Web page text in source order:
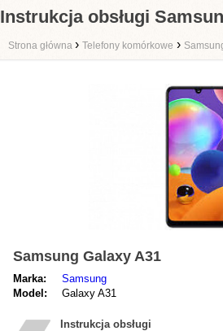
Instrukcja obsługi
Strona główna › Telefony komórkowe ›
Samsung Galaxy A31
Marka:
Samsung
Model:
Galaxy A31
Instrukcja obsługi